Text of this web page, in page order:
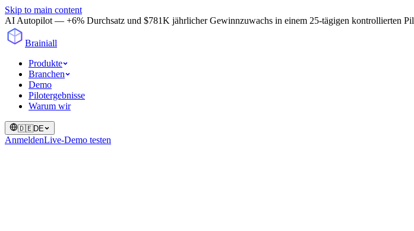
Skip to main content
AI Autopilot — +6% Durchsatz und $781K jährlicher Gewinnzuwachs in einem 25-tägigen kontrollierten
Brainiall
Produkte
Branchen
Demo
Pilotergebnisse
Warum wir
🇩🇪DE
AnmeldenLive-Demo testen